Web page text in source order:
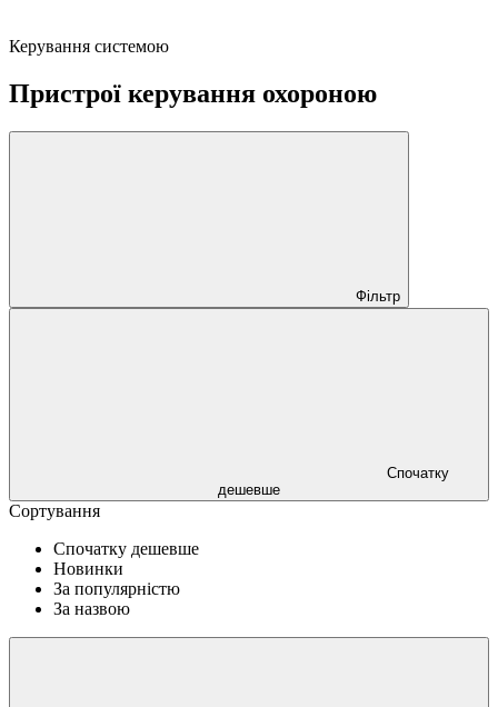
Керування системою
Пристрої керування охороною
Фільтр
Спочатку
дешевше
Сортування
Спочатку дешевше
Новинки
За популярністю
За назвою